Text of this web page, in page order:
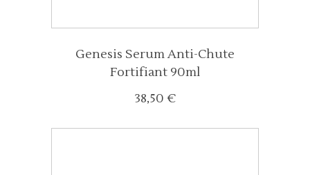
Genesis Serum Anti-Chute
Fortifiant 90ml
38,50 €